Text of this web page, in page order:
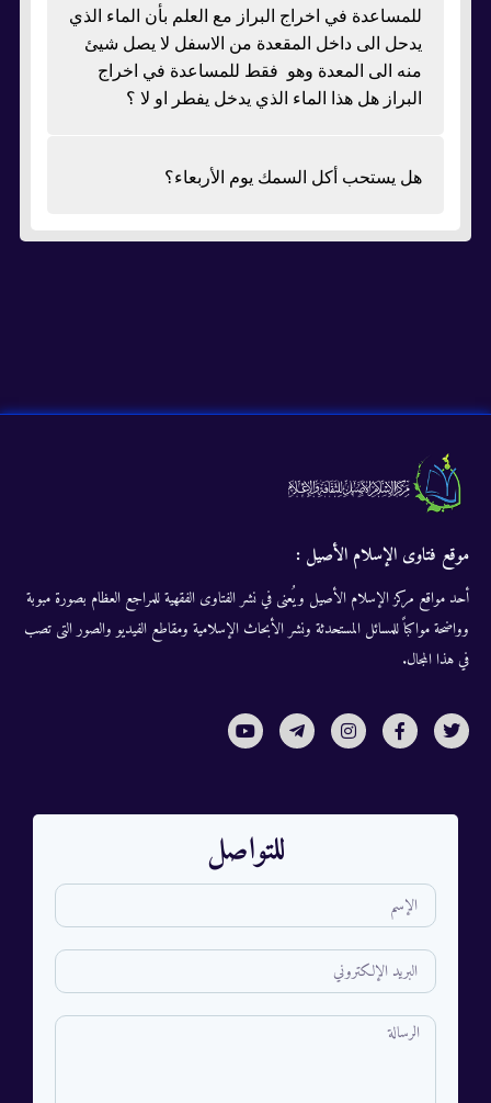
للمساعدة في اخراج البراز مع العلم بأن الماء الذي
يدحل الى داخل المقعدة من الاسفل لا يصل شيئ
منه الى المعدة وهو فقط للمساعدة في اخراج
البراز هل هذا الماء الذي يدخل يفطر او لا ؟
هل يستحب أكل السمك يوم الأربعاء؟
موقع فتاوى الإسلام الأصيل :
أحد مواقع مركز الإسلام الأصيل ويُعنى في نشر الفتاوى الفقهية للمراجع العظام بصورة مبوبة
وواضحة مواكباً للمسائل المستحدثة ونشر الأبحاث الإسلامية ومقاطع الفيديو والصور التى تصب
في هذا المجال.
للتواصل